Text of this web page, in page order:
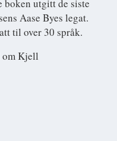
boken utgitt de siste
Aase Byes legat.
til over 30 språk.
om Kjell